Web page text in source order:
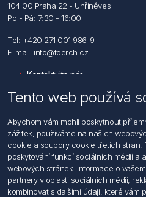
104 00 Praha 22 - Uhříněves
Po - Pá: 7:30 - 16:00
Tel: +420 271 001 986-9
E-mail: info@foerch.cz
Kontaktujte nás
Hledat
Dodržování předpisů
Zásady zpracování osobních
Podmínky zasílání
Všeobecné dodací a
Informace o nakládaní s
Tento web používá
Abychom vám mohli poskytnout
zážitek, používáme na našich
cookie a soubory cookie třetích stran.
poskytování funkcí sociálních médií a
webových stránek. Informace o
partnery v oblasti sociálních médií,
kombinovat s dalšími údaji, které vám